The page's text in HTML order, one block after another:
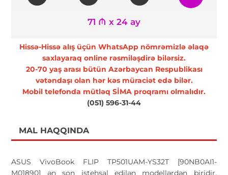
71 ₼ x 24 ay
Hissə-Hissə alış üçün WhatsApp nömrəmizlə əlaqə
saxlayaraq online rəsmiləşdirə bilərsiz.
20-70 yaş arası bütün Azərbaycan Respublikası
vətəndaşı olan hər kəs müraciət edə bilər.
Mobil telefonda mütləq SİMA proqramı olmalıdır.
(051) 596-31-44
MAL HAQQINDA
ASUS VivoBook FLIP TP501UAM-YS32T [90NB0AI1-
M01890] ən son istehsal edilən modellərdən biridir.